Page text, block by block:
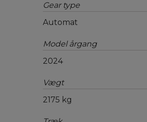
Gear type
Automat
Model årgang
2024
Vægt
2175 kg